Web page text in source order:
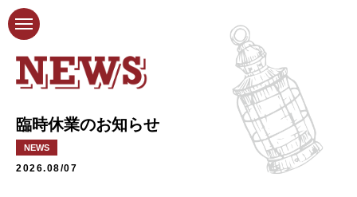
臨時休業のお知らせ
NEWS
2026.08/07